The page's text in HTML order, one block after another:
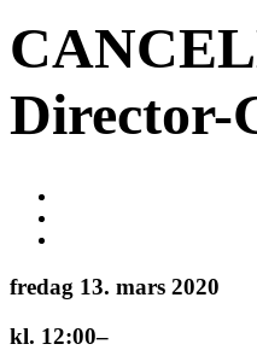
Director-
fredag 13. mars 2020
kl. 12:00–